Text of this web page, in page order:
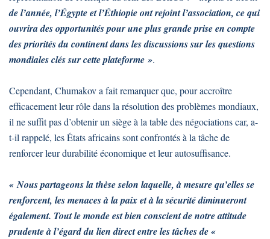
de l’année, l’Égypte et l’Éthiopie ont rejoint l’association, ce qui
ouvrira des opportunités pour une plus grande prise en compte
des priorités du continent dans les discussions sur les questions
mondiales clés sur cette plateforme ».
Cependant, Chumakov a fait remarquer que, pour accroître
efficacement leur rôle dans la résolution des problèmes mondiaux,
il ne suffit pas d’obtenir un siège à la table des négociations car, a-
t-il rappelé, les États africains sont confrontés à la tâche de
renforcer leur durabilité économique et leur autosuffisance.
« Nous partageons la thèse selon laquelle, à mesure qu’elles se
renforcent, les menaces à la paix et à la sécurité diminueront
également. Tout le monde est bien conscient de notre attitude
prudente à l’égard du lien direct entre les tâches de «